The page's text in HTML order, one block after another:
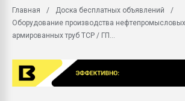
Главная
Доска бесплатных объявлений
Оборудование производства
армированных труб TCP / ГП...